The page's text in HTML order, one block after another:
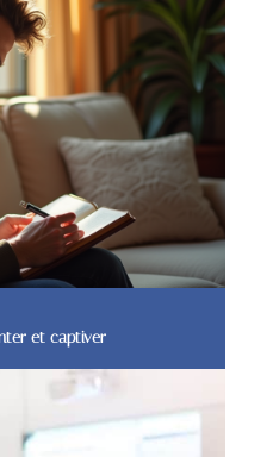
et captiver